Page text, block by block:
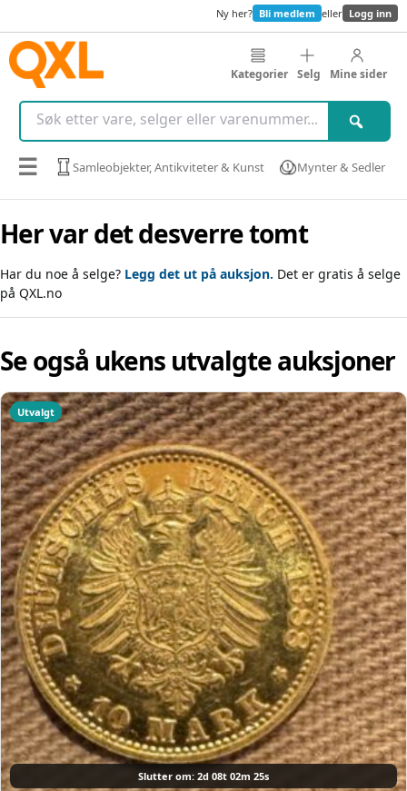
Ny her? Bli medlem eller Logg inn
Kategorier Selg Mine sider
☰ Samleobjekter, Antikviteter & Kunst Mynter & Sedler
Her var det desverre tomt
Har du noe å selge? Legg det ut på auksjon. Det er gratis å selge
på QXL.no
Se også ukens utvalgte auksjoner
Utvalgt
Slutter om: 2d 08t 02m 24s